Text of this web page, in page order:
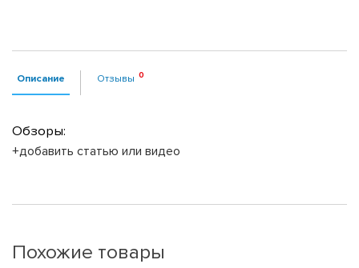
Описание Отзывы
Обзоры:
+добавить статью или видео
Похожие товары